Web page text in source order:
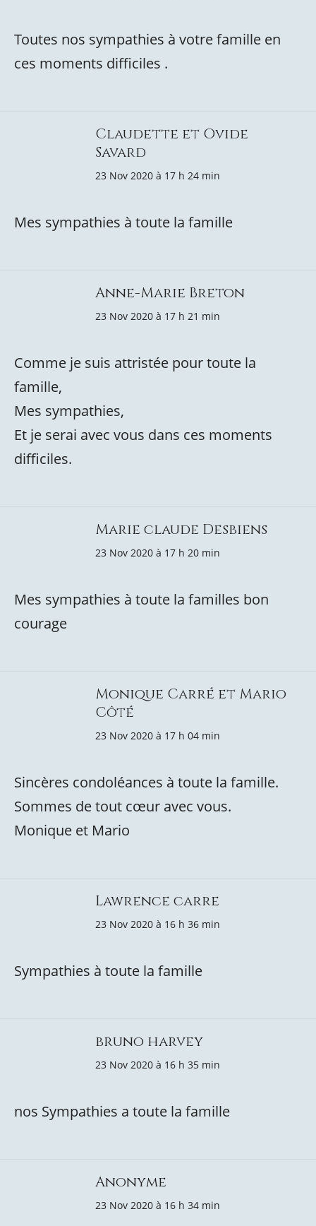
Toutes nos sympathies à votre famille en
ces moments difficiles .
Claudette et Ovide
Savard
23 Nov 2020 à 17 h 24 min
Mes sympathies à toute la famille
Anne-Marie Breton
23 Nov 2020 à 17 h 21 min
Comme je suis attristée pour toute la
famille,
Mes sympathies,
Et je serai avec vous dans ces moments
difficiles.
Marie claude Desbiens
23 Nov 2020 à 17 h 20 min
Mes sympathies à toute la familles bon
courage
Monique Carré et Mario
Côté
23 Nov 2020 à 17 h 04 min
Sincères condoléances à toute la famille.
Sommes de tout cœur avec vous.
Monique et Mario
Lawrence carre
23 Nov 2020 à 16 h 36 min
Sympathies à toute la famille
bruno harvey
23 Nov 2020 à 16 h 35 min
nos Sympathies a toute la famille
Anonyme
23 Nov 2020 à 16 h 34 min